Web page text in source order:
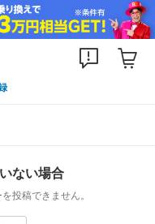
ない場合
投稿できません。